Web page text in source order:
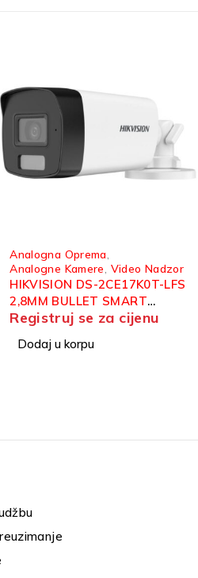
Analogna Oprema
Video Nadzor
HIKVISION IDS-7208HQHI-
M2/XT ANALOGNI 8 KANALNI
ACUSENSE SNIMAC
Registruj se za cijenu
Dodaj u korpu